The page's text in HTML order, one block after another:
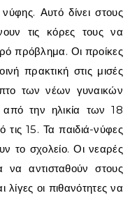
Αυτό δίνει στους
τις κόρες τους να
πρόβλημα. Οι προίκες
πρακτική στις μισές
των νέων γυναικών
την ηλικία των 18
τις 15. Τα παιδιά-νύφες
το σχολείο. Οι νεαρές
να αντισταθούν στους
λίγες οι πιθανότητες να